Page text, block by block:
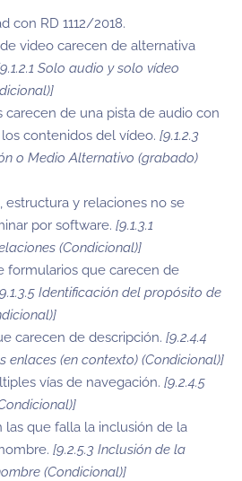
con RD 1112/2018.
video carecen de alternativa
Solo audio y solo vídeo
carecen de una pista de audio con
contenidos del vídeo. [9.1.2.3
o Medio Alternativo (grabado)
estructura y relaciones no se
por software. [9.1.3.1
(Condicional)]
formularios que carecen de
Identificación del propósito de
carecen de descripción. [9.2.4.4
enlaces (en contexto) (Condicional)]
vías de navegación. [9.2.4.5
las que falla la inclusión de la
[9.2.5.3 Inclusión de la
(Condicional)]